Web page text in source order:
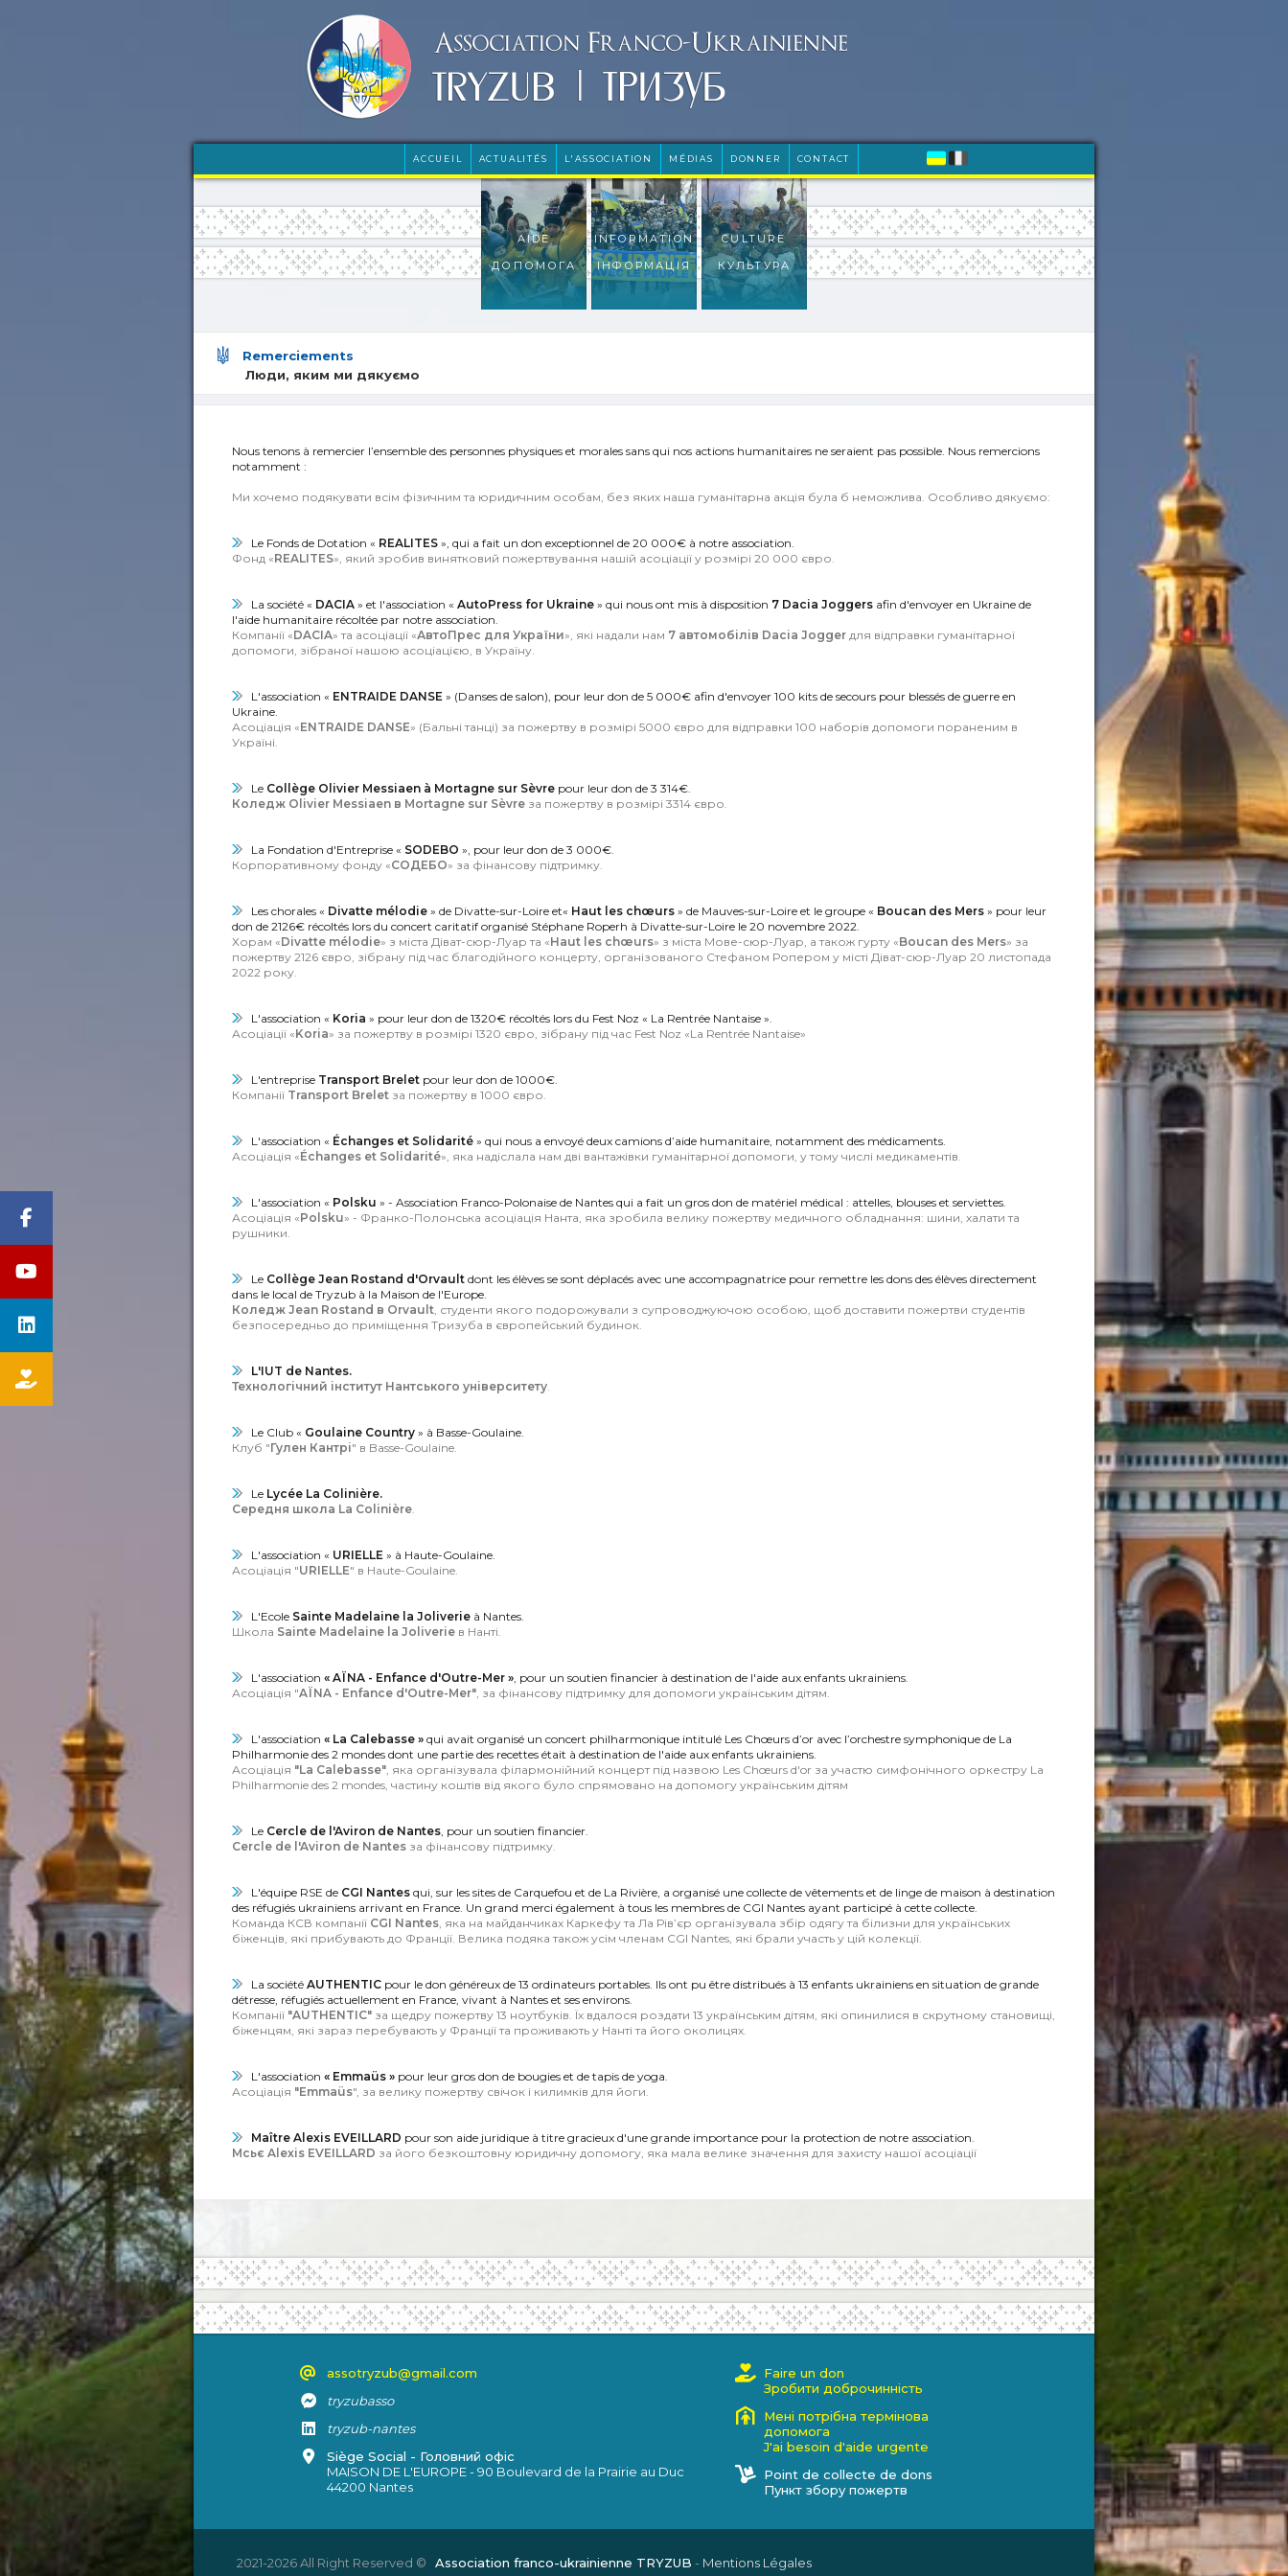
ACCUEIL ACTUALITÉS L'ASSOCIATION MÉDIAS DONNER CONTACT
AIDE
ДОПОМОГА
INFORMATION
ІНФОРМАЦІЯ
CULTURE
КУЛЬТУРА
Remerciements
Люди, яким ми дякуємо
Nous tenons à remercier l’ensemble des personnes physiques et morales sans qui nos actions humanitaires ne seraient pas possible. Nous remercions
notamment :
Ми хочемо подякувати всім фізичним та юридичним особам, без яких наша гуманітарна акція була б неможлива. Особливо дякуємо:
Le Fonds de Dotation « REALITES», qui a fait un don exceptionnel de 20 000€ à notre association.
Фонд «REALITES», який зробив винятковий пожертвування нашій асоціації у розмірі 20 000 євро.
La société « DACIA» et l'association « AutoPress for Ukraine» qui nous ont mis à disposition 7 Dacia Joggersafin d'envoyer en Ukraine de
l'aide humanitaire récoltée par notre association.
Компанії «DACIA» та асоціації «АвтоПрес для України», які надали нам 7 автомобілів Dacia Joggerдля відправки гуманітарної
допомоги, зібраної нашою асоціацією, в Україну.
L'association « ENTRAIDE DANSE» (Danses de salon), pour leur don de 5 000€ afin d'envoyer 100 kits de secours pour blessés de guerre en
Ukraine.
Асоціація «ENTRAIDE DANSE» (Бальні танці) за пожертву в розмірі 5000 євро для відправки 100 наборів допомоги пораненим в
Україні.
Le Collège Olivier Messiaen à Mortagne sur Sèvrepour leur don de 3 314€.
Коледж Olivier Messiaen в Mortagne sur Sèvreза пожертву в розмірі 3314 євро.
La Fondation d'Entreprise « SODEBO », pour leur don de 3 000€.
Корпоративному фонду «СОДЕБО» за фінансову підтримку.
Les chorales « Divatte mélodie » de Divatte-sur-Loire et« Haut les chœurs » de Mauves-sur-Loire et le groupe « Boucan des Mers » pour leur
don de 2126€ récoltés lors du concert caritatif organisé Stéphane Roperh à Divatte-sur-Loire le 20 novembre 2022.
Хорам «Divatte mélodie» з міста Діват-сюр-Луар та «Haut les chœurs» з міста Мове-сюр-Луар, а також гурту «Boucan des Mers» за
пожертву 2126 євро, зібрану під час благодійного концерту, організованого Стефаном Ропером у місті Діват-сюр-Луар 20 листопада
2022 року.
L'association « Koria » pour leur don de 1320€ récoltés lors du Fest Noz « La Rentrée Nantaise ».
Асоціації «Koria» за пожертву в розмірі 1320 євро, зібрану під час Fest Noz «La Rentrée Nantaise»
L'entreprise Transport Breletpour leur don de 1000€.
Компанії Transport Breletза пожертву в 1000 євро.
L'association « Échanges et Solidarité» qui nous a envoyé deux camions d’aide humanitaire, notamment des médicaments.
Асоціація «Échanges et Solidarité», яка надіслала нам дві вантажівки гуманітарної допомоги, у тому числі медикаментів.
L'association « Polsku » - Association Franco-Polonaise de Nantes qui a fait un gros don de matériel médical : attelles, blouses et serviettes.
Асоціація «Polsku» - Франко-Полонська асоціація Нанта, яка зробила велику пожертву медичного обладнання: шини, халати та
рушники.
Le Collège Jean Rostand d'Orvaultdont les élèves se sont déplacés avec une accompagnatrice pour remettre les dons des élèves directement
dans le local de Tryzub à la Maison de l'Europe.
Коледж Jean Rostand в Orvault, студенти якого подорожували з супроводжуючою особою, щоб доставити пожертви студентів
безпосередньо до приміщення Тризуба в європейський будинок.
L'IUT de Nantes.
Технологічний інститут Нантського університету.
Le Club « Goulaine Country» à Basse-Goulaine.
Клуб "Гулен Кантрі" в Basse-Goulaine.
Le Lycée La Colinière.
Середня школа La Colinière.
L'association « URIELLE » à Haute-Goulaine.
Асоціація "URIELLE" в Haute-Goulaine.
L'Ecole Sainte Madelaine la Joliverieà Nantes.
Школа Sainte Madelaine la Joliverieв Нанті.
L'association « AÏNA - Enfance d'Outre-Mer », pour un soutien financier à destination de l'aide aux enfants ukrainiens.
Асоціація "AÏNA - Enfance d'Outre-Mer", за фінансову підтримку для допомоги українським дітям.
L'association « La Calebasse »qui avait organisé un concert philharmonique intitulé Les Chœurs d’or avec l’orchestre symphonique de La
Philharmonie des 2 mondes dont une partie des recettes était à destination de l'aide aux enfants ukrainiens.
Асоціація "La Calebasse", яка організувала філармонійний концерт під назвою Les Chœurs d'or за участю симфонічного оркестру La
Philharmonie des 2 mondes, частину коштів від якого було спрямовано на допомогу українським дітям
Le Cercle de l'Aviron de Nantes, pour un soutien financier.
Cercle de l'Aviron de Nantesза фінансову підтримку.
L'équipe RSE de CGI Nantesqui, sur les sites de Carquefou et de La Rivière, a organisé une collecte de vêtements et de linge de maison à destination
des réfugiés ukrainiens arrivant en France. Un grand merci également à tous les membres de CGI Nantes ayant participé à cette collecte.
Команда КСВ компанії CGI Nantes, яка на майданчиках Каркефу та Ла Рів’єр організувала збір одягу та білизни для українських
біженців, які прибувають до Франції. Велика подяка також усім членам CGI Nantes, які брали участь у цій колекції.
La société AUTHENTICpour le don généreux de 13 ordinateurs portables. Ils ont pu être distribués à 13 enfants ukrainiens en situation de grande
détresse, réfugiés actuellement en France, vivant à Nantes et ses environs.
Компанії "AUTHENTIC"за щедру пожертву 13 ноутбуків. Їх вдалося роздати 13 українським дітям, які опинилися в скрутному становищі,
біженцям, які зараз перебувають у Франції та проживають у Нанті та його околицях.
L'association « Emmaüs »pour leur gros don de bougies et de tapis de yoga.
Асоціація "Emmaüs", за велику пожертву свічок і килимків для йоги.
Maître Alexis EVEILLARD pour son aide juridique à titre gracieux d'une grande importance pour la protection de notre association.
Мсьє Alexis EVEILLARD за його безкоштовну юридичну допомогу, яка мала велике значення для захисту нашої асоціації
assotryzub@gmail.com
tryzubasso
tryzub-nantes
Siège Social - Головний офіс
MAISON DE L'EUROPE - 90 Boulevard de la Prairie au Duc
44200 Nantes
Faire un don
Зробити доброчинність
Мені потрібна термінова
допомога
J'ai besoin d'aide urgente
Point de collecte de dons
Пункт збору пожертв
2021-2026 All Right Reserved © Association franco-ukrainienne TRYZUB - Mentions Légales